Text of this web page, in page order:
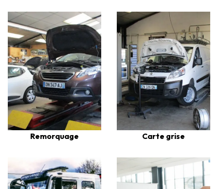
Remorquage Carte grise